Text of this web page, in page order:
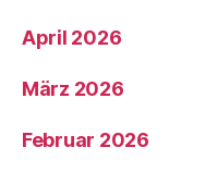
April 2026
März 2026
Februar 2026